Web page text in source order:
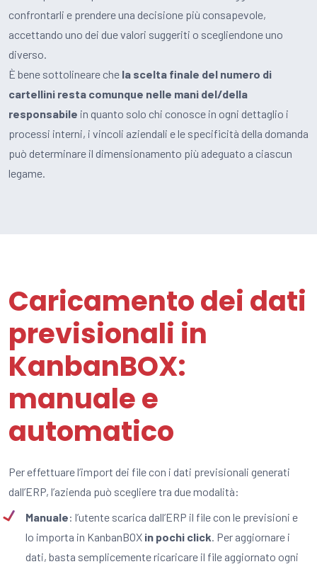
confrontarli e prendere una decisione più consapevole,
accettando uno dei due valori suggeriti o scegliendone uno
diverso.
È bene sottolineare che la scelta finale del numero di
cartellini resta comunque nelle mani del/della
responsabile in quanto solo chi conosce in ogni dettaglio i
processi interni, i vincoli aziendali e le specificità della domanda
può determinare il dimensionamento più adeguato a ciascun
legame.
Caricamento dei dati
previsionali in
KanbanBOX:
manuale e
automatico
Per effettuare l’import dei file con i dati previsionali generati
dall’ERP, l’azienda può scegliere tra due modalità:
Manuale: l’utente scarica dall’ERP il file con le previsioni e
lo importa in KanbanBOX in pochi click. Per aggiornare i
dati, basta semplicemente ricaricare il file aggiornato ogni